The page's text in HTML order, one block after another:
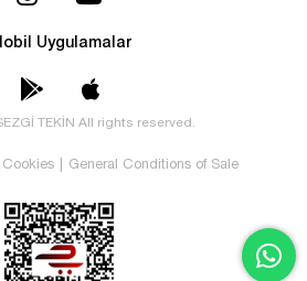
Uygulamalar
TEKİN All rights reserved.
General Conditions of Sale